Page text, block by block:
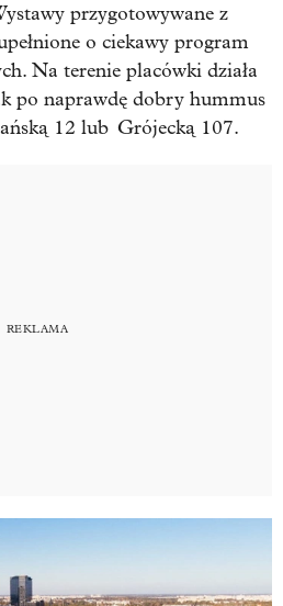
przygotowywane z
o ciekawy program
Na terenie placówki działa
po naprawdę dobry hummus
12 lub Grójecką 107.